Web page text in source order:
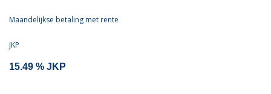
Maandelijkse betaling met rente
JKP